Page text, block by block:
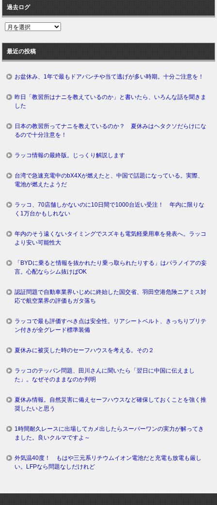
過去ログ
過
ロ
グ
最近の投稿
お盆休み、1年で最もドアパンチや当て逃げが多い時期。十分ご注意を！
昨日「教習所はナニを教えているのか」と書いたら、いろんな話を聞きま
した
日本の教習所ってナニを教えているのか？ 夏休みはヘタクソだらけにな
るので十分注意を！
ラッコ情報の最終版。じっくり解説します
台湾で急速充電中のbX4Xが燃えたと、中国で話題になっている。実際、
電池が燃えたようだ
ラッコ、70店舗しかないのに10日間で1000台近い受注！ 年内に限りな
く1万台かもしれない
年内のそう遠くないタイミングでスズキも電気軽乗用車を発表へ。ラッコ
より安い可能性大
「BYDに乗ると情報を抜かれたり乗っ取られたりする」はパラノイアの妄
言。心配ならシム抜けばOK
認証問題で自動車業界いじめに終始した国交省、羽田空港危険ニアミス対
応で航空業界の評価もガタ落ち
ラッコで最も評価すべき点は安全性。リアシートベルト、きっちりプリテ
ン付きが全グレード標準装備
夏休みに被災した時のセーフハウスを考える。その２
ラッコのテッパン問題、田川さんに聞いたら「翌日に中国に伝えまし
た」。なぜそのままなのか判明
夏休み情報。自然災害に備えセーフハウスなど確保しておくことを強く推
奨したいと思う
1時間耐久レースに出場してカメ出したらスーパーワンの実力が解ってき
ました。良いクルマですよ～
外気温40度！ もはや三元系リチウムイオン電池だと充電も放電も厳し
い。LFPなら問題なしだけれど